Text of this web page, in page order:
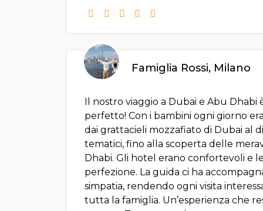
Famiglia Rossi, Milano
Il nostro viaggio a Dubai e Abu Dhabi
perfetto! Con i bambini ogni giorno
dai grattacieli mozzafiato di Dubai al
tematici, fino alla scoperta delle
Dhabi. Gli hotel erano confortevoli e
perfezione. La guida ci ha
simpatia, rendendo ogni visita
tutta la famiglia. Un’esperienza che